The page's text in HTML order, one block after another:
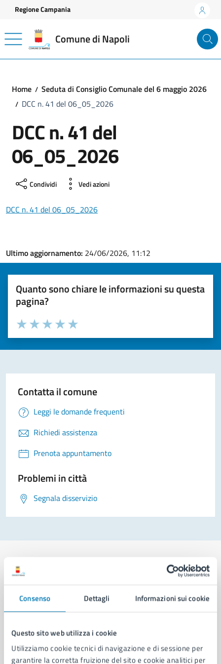
Consenso Dettagli Informazioni sui cookie
Questo sito web utilizza i cookie
Utilizziamo cookie tecnici di navigazione e di sessione per
garantire la corretta fruizione del sito e cookie analitici per
Vai ai contenuti
Vai al footer
Regione Campania
Comune di Napoli
Home
Seduta di Consiglio Comunale del 6 maggio 2026
DCC n. 41 del 06_05_2026
DCC n. 41 del
06_05_2026
Condividi Vedi azioni
DCC n. 41 del 06_05_2026
Ultimo aggiornamento: 24/06/2026, 11:12
Quanto sono chiare le informazioni su questa
pagina?
Valuta la chiarezza delle informazioni (da 1 a 5 stelle)
Seleziona il numero di stelle per valutare la chiarezza delle
Valuta 5 stelle su 5
Valuta 4 stelle su 5
Valuta 3 stelle su 5
Valuta 2 stelle su 5
Valuta 1 stelle su 5
Contatta il comune
Leggi le domande frequenti
Richiedi assistenza
Prenota appuntamento
Problemi in città
Segnala disservizio
Comune di Napoli
Aree amministrative
Organi di governo